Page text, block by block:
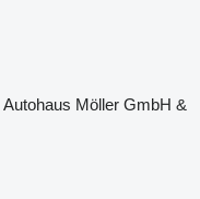
Möller GmbH &